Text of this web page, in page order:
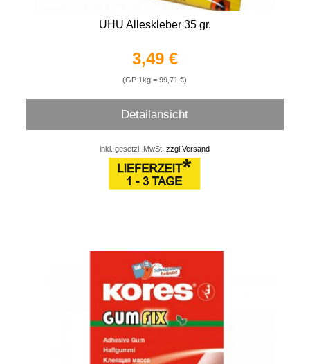
UHU Alleskleber 35 gr.
3,49 €
(GP 1kg = 99,71 €)
Detailansicht
inkl. gesetzl. MwSt.zzgl.Versand